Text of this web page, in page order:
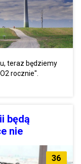
teraz będziemy
rocznie".
będą
nie
36